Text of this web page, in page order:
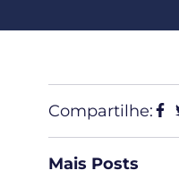
Compartilhe:
Mais Posts